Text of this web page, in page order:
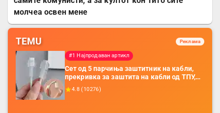
молчеа освен мене
TEMU Реклама
#1 Најпродаван артикл
Сет од 5 парчиња заштитник на кабли,
прекривка за заштита на кабли од ТПУ,
додатоци за заштита на кабли, без
батерија, за мобилни телефони, комплет
4.8 ( 10276)